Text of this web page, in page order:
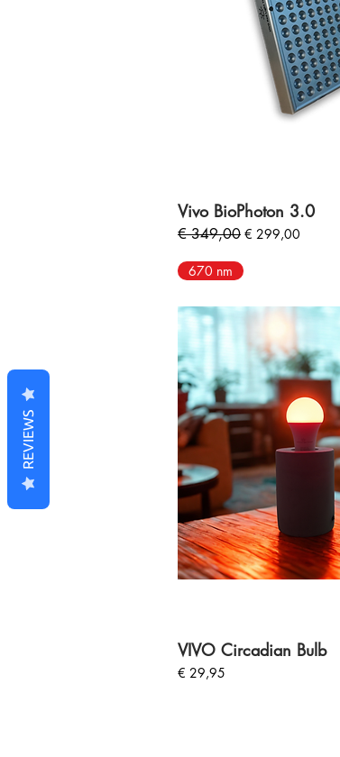
Vivo BioPhoton 3.0
Normale prijs
€ 349,00 Verkoopprijs
€ 299,00
670 nm
VIVO Circadian Bulb
Prijs
€ 29,95
REVIEWS